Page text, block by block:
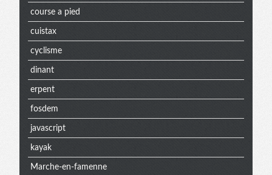
course a pied
cuistax
cyclisme
dinant
erpent
fosdem
javascript
kayak
Marche-en-famenne